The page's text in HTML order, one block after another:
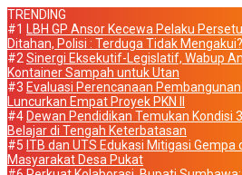
TRENDING
#1
LBH GP Ansor Kecewa Pelaku
Ditahan, Polisi : Terduga Tidak Mengakui?
#2 Sinergi Eksekutif-Legislatif, Wabup
Kontainer Sampah untuk Utan
#3 Evaluasi Perencanaan
Luncurkan Empat Proyek PKN II
#4 Dewan Pendidikan Temukan Kondisi
Belajar di Tengah Keterbatasan
#5 ITB dan UTS Edukasi Mitigasi
Masyarakat Desa Pukat